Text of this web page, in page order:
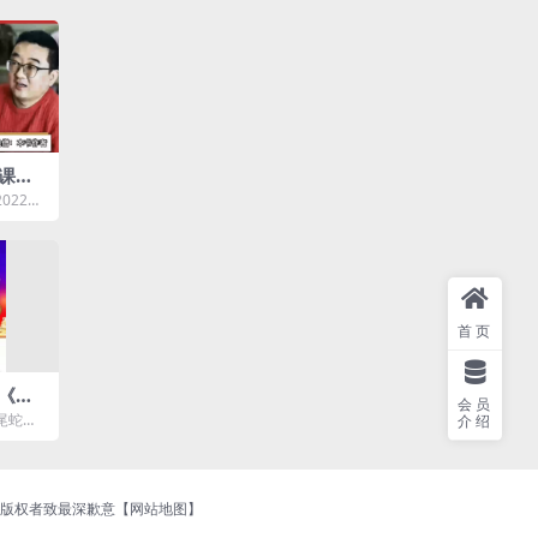
程2
全读
响
高
蛇战
权者致最深歉意【网站地图】
首页
会员
介绍